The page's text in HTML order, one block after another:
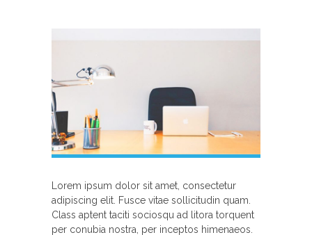
Lorem ipsum dolor sit amet, consectetur
adipiscing elit. Fusce vitae sollicitudin quam.
Class aptent taciti sociosqu ad litora torquent
per conubia nostra, per inceptos himenaeos.